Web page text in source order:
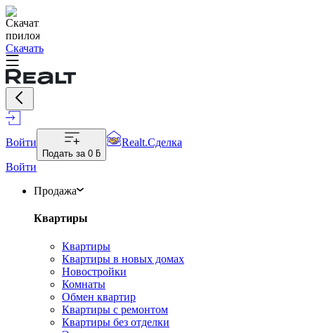
Скачать
Войти
Подать за 0 ƃ
Realt.Сделка
Войти
Продажа
Квартиры
Квартиры
Квартиры в новых домах
Новостройки
Комнаты
Обмен квартир
Квартиры с ремонтом
Квартиры без отделки